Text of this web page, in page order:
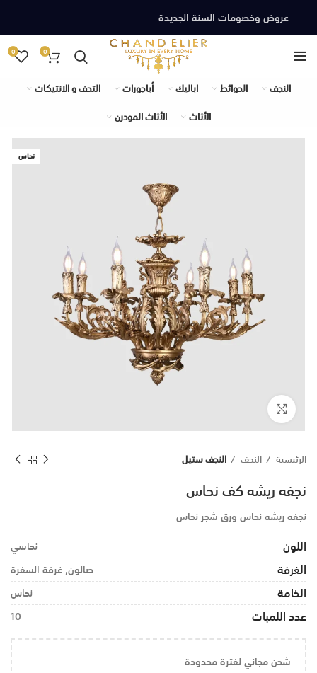
0
0
النجف الحوائط اباليك أباجورات
التحف و الانتيكات
الأثاث
الأثاث المودرن
نحاس
الرئيسية النجف النجف ستيل
نجفه ريشه كف نحاس
نجفه ريشه نحاس ورق شجر نحاس
اللون نحاسي
الغرفة صالون, غرفة السفرة
الخامة نحاس
عدد اللمبات 10
شحن مجاني لفترة محدودة
عروض وخصومات السنة الجديدة